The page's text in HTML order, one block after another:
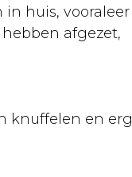
huis, vooraleer
afgezet,
knuffelen en erg